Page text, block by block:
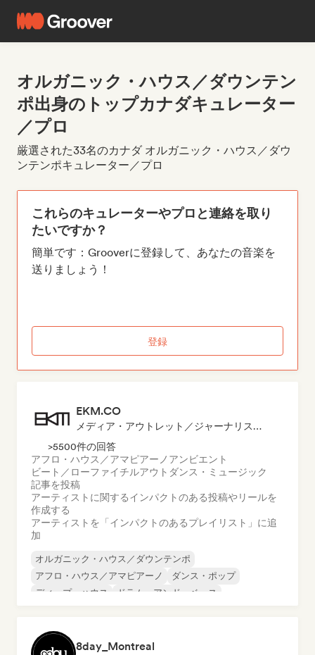
オルガニック・ハウス／ダウンテン
ポ出身のトップカナダキュレーター
／プロ
厳選された33名のカナダ オルガニック・ハウス／ダウ
ンテンポキュレーター／プロ
これらのキュレーターやプロと連絡を取り
たいですか？
簡単です：Grooverに登録して、あなたの音楽を
送りましょう！
登録
EKM.CO
メディア・アウトレット／ジャーナリスト, プレイリスト・キュレーター
>5500件の回答
アフロ・ハウス／アマピアーノ アンビエント
ビート／ローファイチルアウト ダンス・ミュージック
記事を投稿
アーティストに関するインパクトのある投稿やリールを
作成する
アーティストを「インパクトのあるプレイリスト」に追
加
オルガニック・ハウス／ダウンテンポ
アフロ・ハウス／アマピアーノ
ダンス・ポップ
ディープ・ハウス
ドラム・アンド・ベース
8day_Montreal